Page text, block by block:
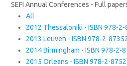
SEFI Annual Conferences - Full
All
2012 Thessaloniki - ISBN 978-
2013 Leuven - ISBN 978-2-
2014 Birmingham - ISBN 978-2-
2015 Orleans - ISBN 978-2-